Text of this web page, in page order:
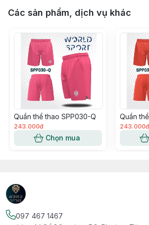
Các sản phẩm, dịch vụ khác
Quần thể thao SPP030-Q
243.000đ
Chọn mua
Quần
243.000đ
097 467 1467